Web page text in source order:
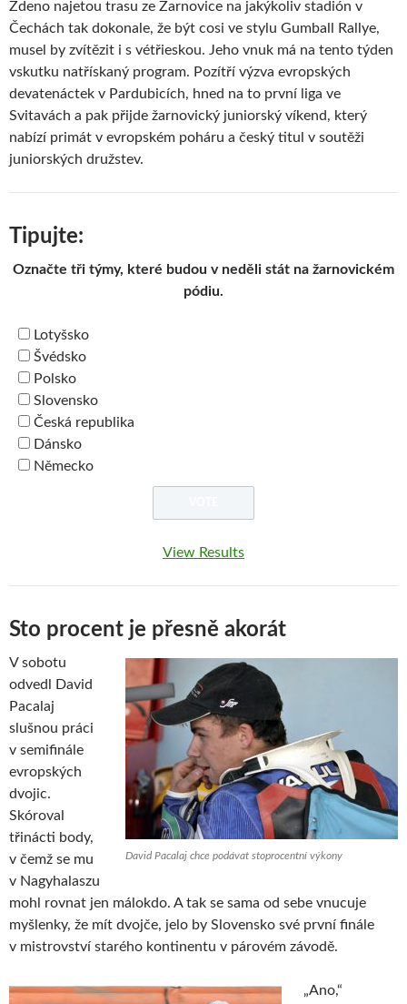
Zdeno najetou trasu ze Žarnovice na jakýkoliv stadión v
Čechách tak dokonale, že být cosi ve stylu Gumball Rallye,
musel by zvítězit i s vétřieskou. Jeho vnuk má na tento týden
vskutku natřískaný program. Pozítří výzva evropských
devatenáctek v Pardubicích, hned na to první liga ve
Svitavách a pak přijde žarnovický juniorský víkend, který
nabízí primát v evropském poháru a český titul v soutěži
juniorských družstev.
Tipujte:
Označte tři týmy, které budou v neděli stát na žarnovickém
pódiu.
Lotyšsko
Švédsko
Polsko
Slovensko
Česká republika
Dánsko
Německo
View Results
Sto procent je přesně akorát
David Pacalaj chce podávat stoprocentní výkony
V sobotu
odvedl David
Pacalaj
slušnou práci
v semifinále
evropských
dvojic.
Skóroval
třinácti body,
v čemž se mu
v Nagyhalaszu
mohl rovnat jen málokdo. A tak se sama od sebe vnucuje
myšlenky, že mít dvojče, jelo by Slovensko své první finále
v mistrovství starého kontinentu v párovém závodě.
„Ano,“